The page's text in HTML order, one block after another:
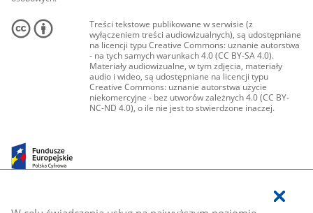
Treści tekstowe publikowane w serwisie (z
wyłączeniem treści audiowizualnych), są udostępniane
na licencji typu Creative Commons: uznanie autorstwa
- na tych samych warunkach 4.0 (CC BY-SA 4.0).
Materiały audiowizualne, w tym zdjęcia, materiały
audio i wideo, są udostępniane na licencji typu
Creative Commons: uznanie autorstwa użycie
niekomercyjne - bez utworów zależnych 4.0 (CC BY-
NC-ND 4.0), o ile nie jest to stwierdzone inaczej.